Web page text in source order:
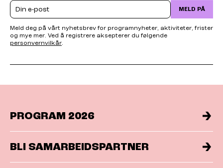
Email MELD PÅ
Meld deg på vårt nyhetsbrev for programnyheter, aktiviteter, frister
og mye mer. Ved å registrere aksepterer du følgende
personvernvilkår.
PROGRAM 2026
BLI SAMARBEIDSPARTNER